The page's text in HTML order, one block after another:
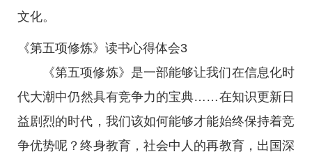
文化。
《第五项修炼》读书心得体会3
《第五项修炼》是一部能够让我们在信息化时
代大潮中仍然具有竞争力的宝典……在知识更新日
益剧烈的时代，我们该如何能够才能始终保持着竞
争优势呢？终身教育，社会中人的再教育，出国深